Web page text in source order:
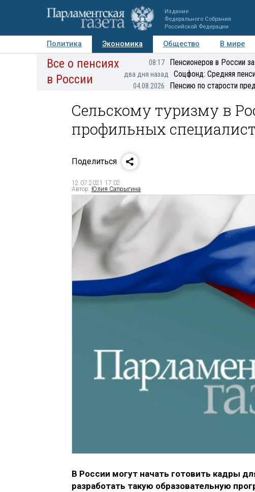
Издание
Федерального Собрания
Российской Федерации
Политика Экономика Общество В мире
Авторы Персоны Мнения Регионы
Все о пенсиях
в России
08:17 Пенсионеров в России
два дня назад Соцфонд: Средняя
04.08.2026 Пенсию по старости
Сельскому туризму в
профильных
Поделиться
12.07.2021 17:02
Автор: Юлия Сапрыгина
В России могут начать готовить кадры
разработать такую образовательную